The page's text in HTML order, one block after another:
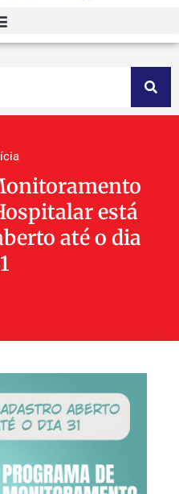
está
até o dia